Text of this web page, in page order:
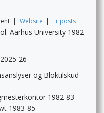
| Website | + posts
Aarhus University 1982
26
og Bloktilskud
1982-83
1983-85